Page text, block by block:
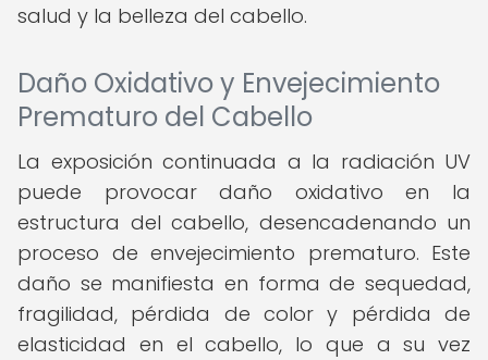
salud y la belleza del cabello.
Daño Oxidativo y Envejecimiento
Prematuro del Cabello
La exposición continuada a la radiación UV
puede provocar daño oxidativo en la
estructura del cabello, desencadenando un
proceso de envejecimiento prematuro. Este
daño se manifiesta en forma de sequedad,
fragilidad, pérdida de color y pérdida de
elasticidad en el cabello, lo que a su vez